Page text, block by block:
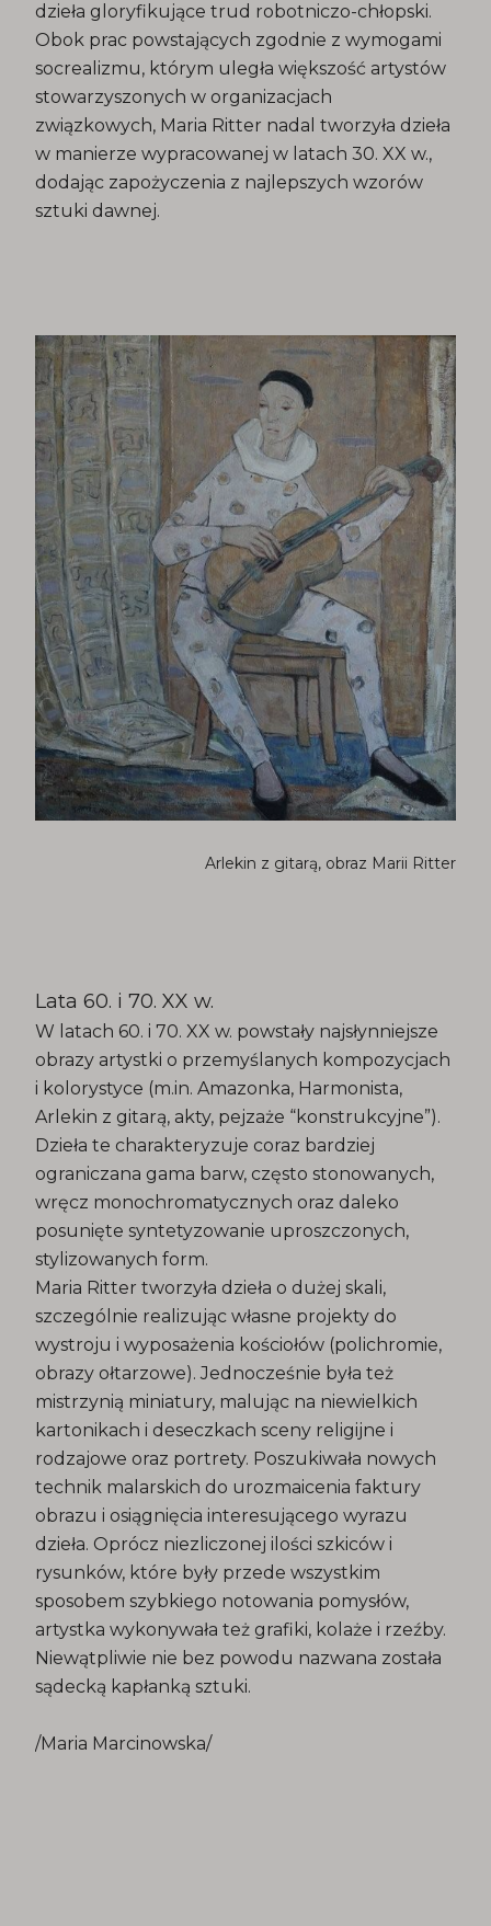
dzieła gloryfikujące trud robotniczo-chłopski.
Obok prac powstających zgodnie z wymogami
socrealizmu, którym uległa większość artystów
stowarzyszonych w organizacjach
związkowych, Maria Ritter nadal tworzyła dzieła
w manierze wypracowanej w latach 30. XX w.,
dodając zapożyczenia z najlepszych wzorów
sztuki dawnej.
Arlekin z gitarą, obraz Marii Ritter
Lata 60. i 70. XX w.
W latach 60. i 70. XX w. powstały najsłynniejsze
obrazy artystki o przemyślanych kompozycjach
i kolorystyce (m.in. Amazonka, Harmonista,
Arlekin z gitarą, akty, pejzaże “konstrukcyjne”).
Dzieła te charakteryzuje coraz bardziej
ograniczana gama barw, często stonowanych,
wręcz monochromatycznych oraz daleko
posunięte syntetyzowanie uproszczonych,
stylizowanych form.
Maria Ritter tworzyła dzieła o dużej skali,
szczególnie realizując własne projekty do
wystroju i wyposażenia kościołów (polichromie,
obrazy ołtarzowe). Jednocześnie była też
mistrzynią miniatury, malując na niewielkich
kartonikach i deseczkach sceny religijne i
rodzajowe oraz portrety. Poszukiwała nowych
technik malarskich do urozmaicenia faktury
obrazu i osiągnięcia interesującego wyrazu
dzieła. Oprócz niezliczonej ilości szkiców i
rysunków, które były przede wszystkim
sposobem szybkiego notowania pomysłów,
artystka wykonywała też grafiki, kolaże i rzeźby.
Niewątpliwie nie bez powodu nazwana została
sądecką kapłanką sztuki.
/Maria Marcinowska/